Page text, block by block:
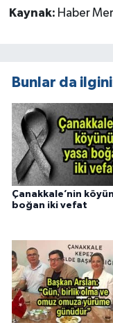
Kaynak: Haber
Bunlar da
Çanakkale’nin
boğan iki vefat